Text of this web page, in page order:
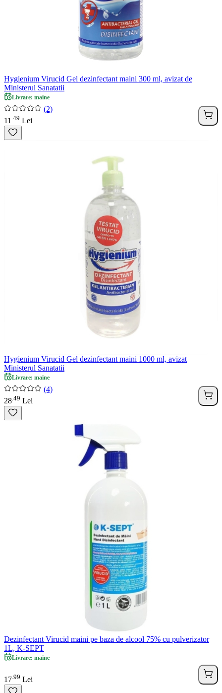
Hygienium Virucid Gel dezinfectant maini 300 ml, avizat de
Ministerul Sanatatii
Livrare: maine
(2)
11 49 Lei
Hygienium Virucid Gel dezinfectant maini 1000 ml, avizat
Ministerul Sanatatii
Livrare: maine
(4)
28 49 Lei
Dezinfectant Virucid maini pe baza de alcool 75% cu pulverizator
1L, K-SEPT
Livrare: maine
17 99 Lei